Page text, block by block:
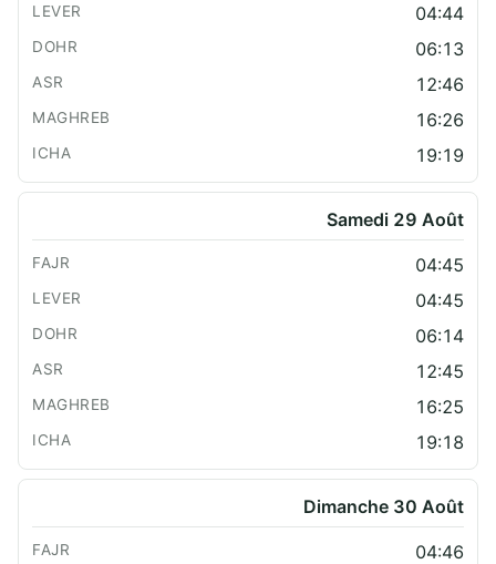
04:44
06:13
12:46
16:26
19:19
Samedi 29 Août
04:45
04:45
06:14
12:45
16:25
19:18
Dimanche 30 Août
04:46